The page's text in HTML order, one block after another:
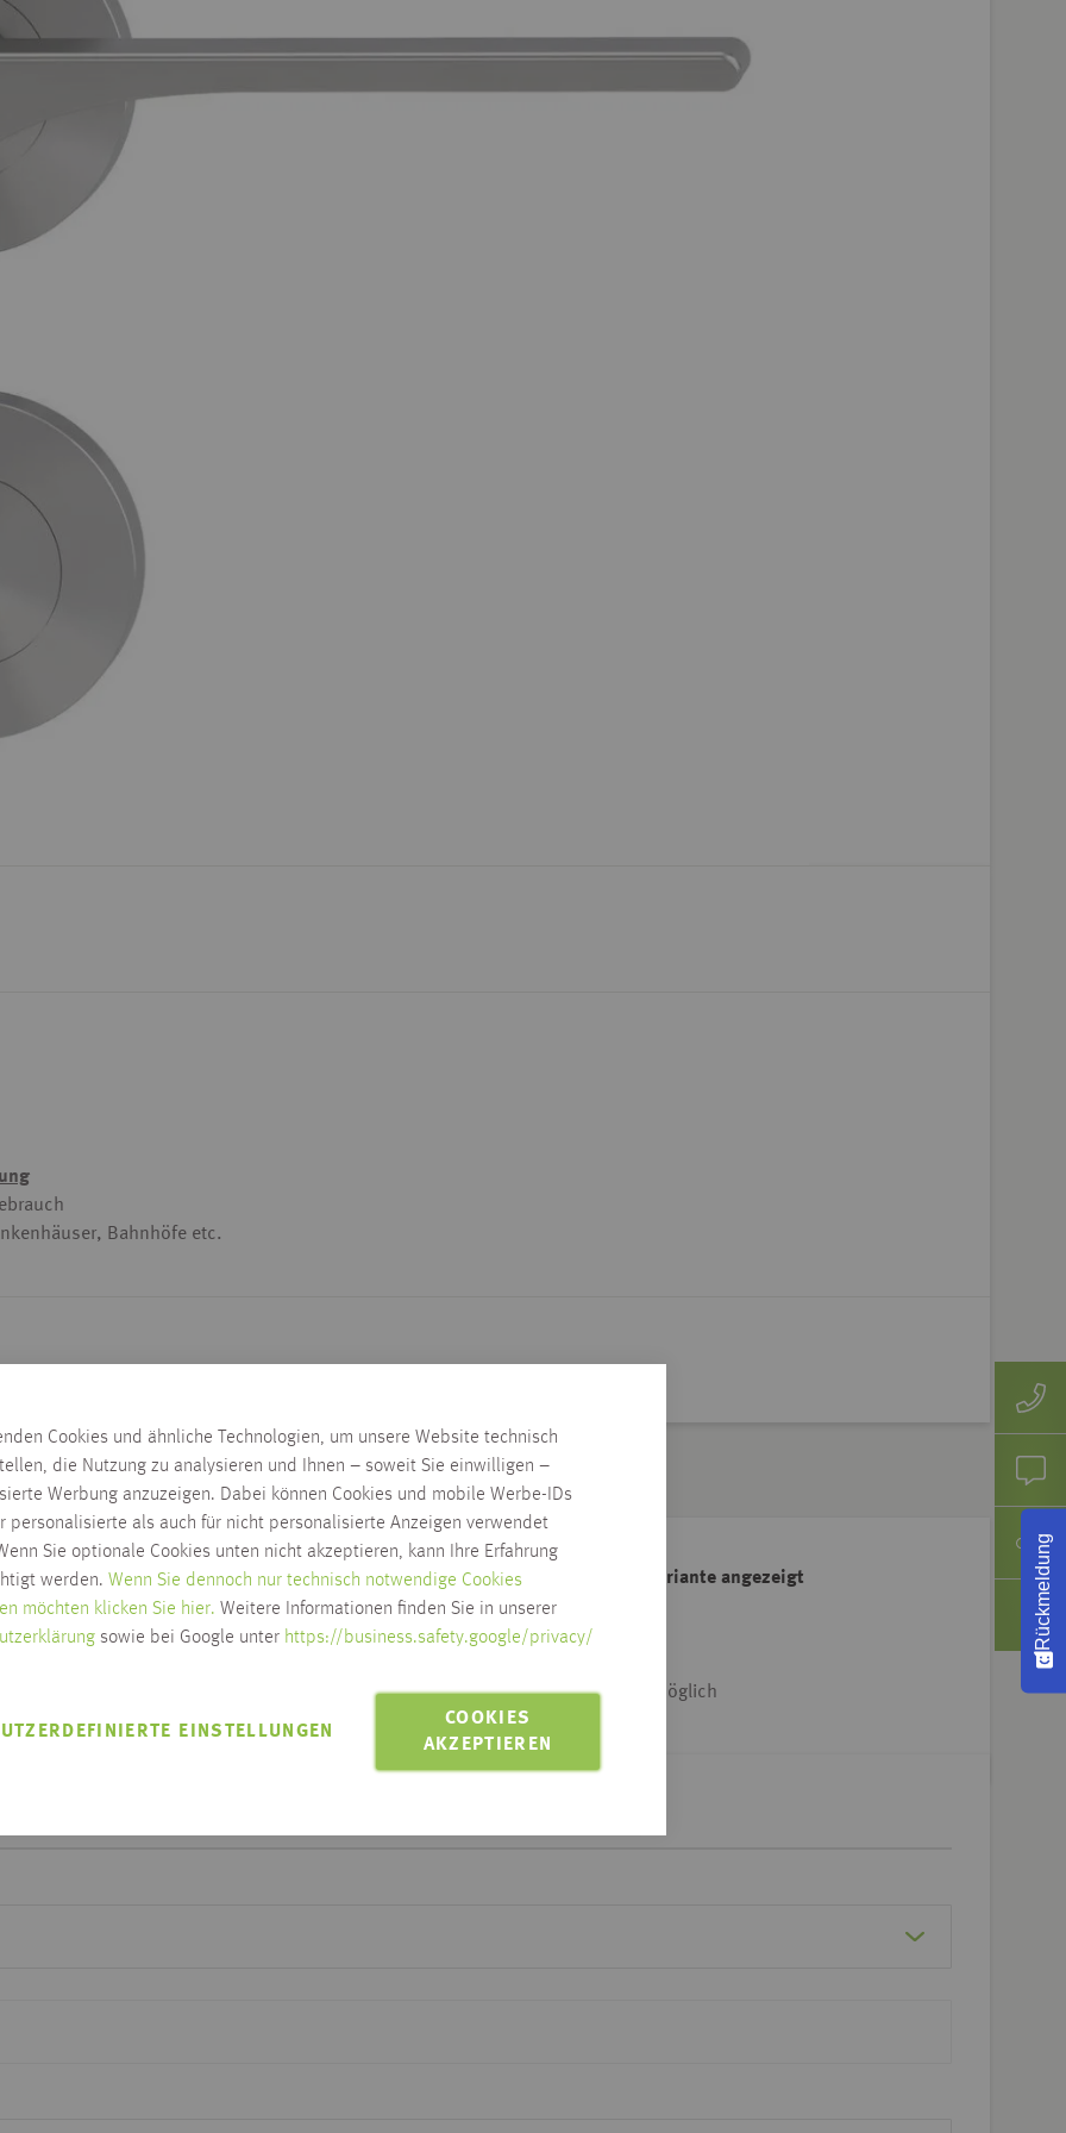
Cookies und ähnliche Technologien, um unsere Website technisch
die Nutzung zu analysieren und Ihnen – soweit Sie einwilligen –
Werbung anzuzeigen. Dabei können Cookies und mobile Werbe-IDs
personalisierte als auch für nicht personalisierte Anzeigen verwendet
Sie optionale Cookies unten nicht akzeptieren, kann Ihre Erfahrung
werden. Wenn Sie dennoch nur technisch notwendige Cookies
möchten klicken Sie hier. Weitere Informationen finden Sie in unserer
sowie bei Google unter https://business.safety.google/privacy/
COOKIES
AKZEPTIEREN
EINSTELLUNGEN
Bahnhöfe etc.
Lieferzeit wird nach Auswahl der Artikelvariante angezeigt
Zum Ändern der Lieferadresse bitte Adresse klicken
Lieferung innerhalb Habis-Gebiet & Dtl.-weit möglich
Click & Collect möglich
EINEM KLICK
Rückmeldung